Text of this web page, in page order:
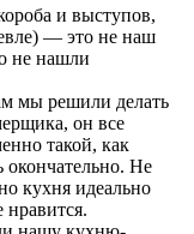
и выступов,
— это не наш
не нашли
мы решили делать
он все
такой, как
окончательно. Не
кухня идеально
нравится.